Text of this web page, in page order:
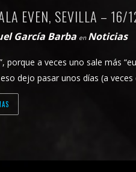
EVEN, SEVILLA –
García Barba en Noticias
porque a veces uno sale más
dejo pasar unos días (a veces